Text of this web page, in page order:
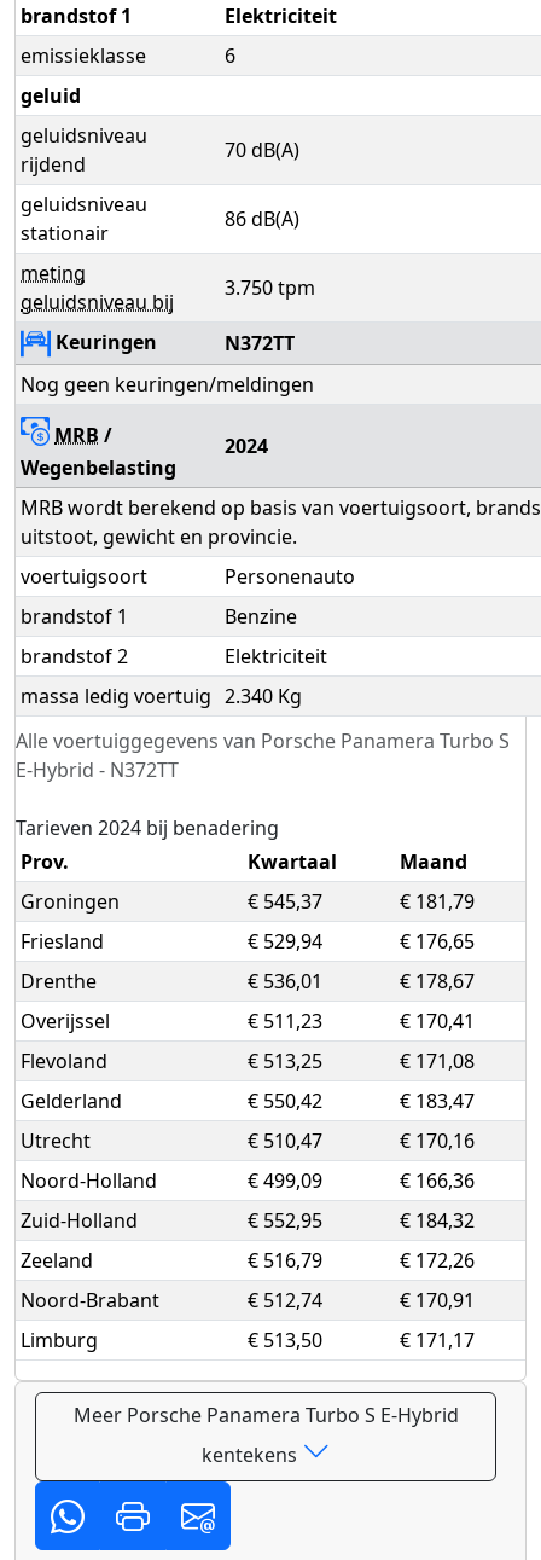
Alle voertuiggegevens van Porsche Panamera Turbo S
E-Hybrid - N372TT
brandstof 1
Elektriciteit
emissieklasse
6
geluid
geluidsniveau
rijdend
70 dB(A)
geluidsniveau
stationair
86 dB(A)
meting
geluidsniveau bij
3.750 tpm
Keuringen
N372TT
Nog geen keuringen/meldingen
MRB /
Wegenbelasting
2024
MRB wordt berekend op basis van voertuigsoort,
uitstoot, gewicht en provincie.
voertuigsoort
Personenauto
brandstof 1
Benzine
brandstof 2
Elektriciteit
massa ledig voertuig 2.340 Kg
Tarieven 2024 bij benadering
Prov.
Kwartaal
Maand
Groningen
€ 545,37
€ 181,79
Friesland
€ 529,94
€ 176,65
Drenthe
€ 536,01
€ 178,67
Overijssel
€ 511,23
€ 170,41
Flevoland
€ 513,25
€ 171,08
Gelderland
€ 550,42
€ 183,47
Utrecht
€ 510,47
€ 170,16
Noord-Holland
€ 499,09
€ 166,36
Zuid-Holland
€ 552,95
€ 184,32
Zeeland
€ 516,79
€ 172,26
Noord-Brabant
€ 512,74
€ 170,91
Limburg
€ 513,50 € 171,17
Meer Porsche Panamera Turbo S E-Hybrid
kentekens